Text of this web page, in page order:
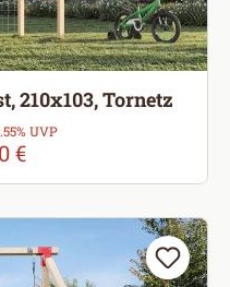
210x103, Tornetz
€
UVP